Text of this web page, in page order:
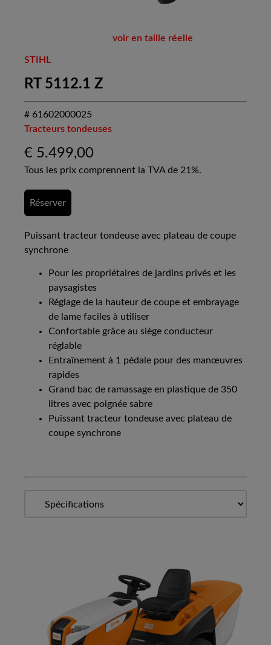
voir en taille réelle
STIHL
RT 5112.1 Z
# 61602000025
Tracteurs tondeuses
€ 5.499,00
Tous les prix comprennent la TVA de 21%.
Réserver
Puissant tracteur tondeuse avec plateau de coupe
synchrone
Pour les propriétaires de jardins privés et les
paysagistes
Réglage de la hauteur de coupe et embrayage
de lame faciles à utiliser
Confortable grâce au siège conducteur
réglable
Entraînement à 1 pédale pour des manœuvres
rapides
Grand bac de ramassage en plastique de 350
litres avec poignée sabre
Puissant tracteur tondeuse avec plateau de
coupe synchrone